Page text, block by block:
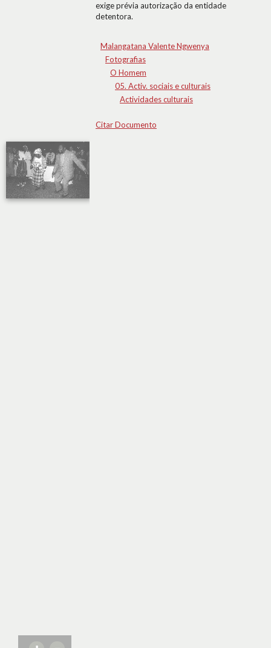
exige prévia autorização da entidade
detentora.
Malangatana Valente Ngwenya
Fotografias
O Homem
05. Activ. sociais e culturais
Actividades culturais
Citar Documento